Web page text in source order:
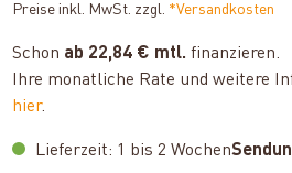
Preise inkl. MwSt. zzgl. *Versandkosten
Schon ab 22,84 € mtl. finanzieren.
Ihre monatliche Rate und weitere
hier.
Lieferzeit: 1 bis 2 Wochen